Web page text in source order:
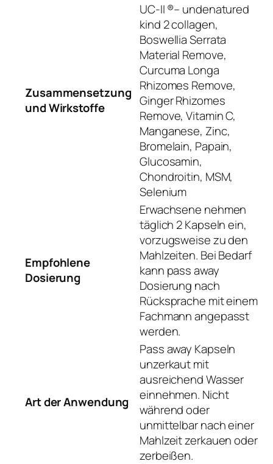
Zusammensetzung
und Wirkstoffe
UC-II ®– undenatured
kind 2 collagen,
Boswellia Serrata
Material Remove,
Curcuma Longa
Rhizomes Remove,
Ginger Rhizomes
Remove, Vitamin C,
Manganese, Zinc,
Bromelain, Papain,
Glucosamin,
Chondroitin, MSM,
Selenium
Empfohlene
Dosierung
Erwachsene nehmen
täglich 2 Kapseln ein,
vorzugsweise zu den
Mahlzeiten. Bei Bedarf
kann pass away
Dosierung nach
Rücksprache mit einem
Fachmann angepasst
werden.
Art der Anwendung
Pass away Kapseln
unzerkaut mit
ausreichend Wasser
einnehmen. Nicht
während oder
unmittelbar nach einer
Mahlzeit zerkauen oder
zerbeißen.